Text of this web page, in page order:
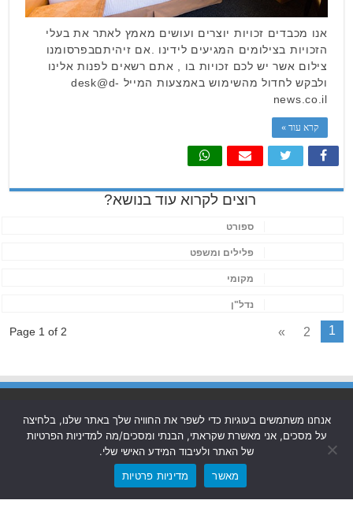
אנו מכבדים זכויות יוצרים ועושים מאמץ לאתר את בעלי
הזכויות בצילומים המגיעים לידינו .אם זיהיתםבפרסומנו
צילום אשר יש לכם זכויות בו , אתם רשאים לפנות אלינו
ולבקש לחדול מהשימוש באמצעות המייל desk@d-
news.co.il
קרא עוד »
רוצים לקרוא עוד בנושא?
ספורט
פלילים ומשפט
מקומי
נדל"ן
Page 1 of 2 1
2
»
Powered byNintay
© כל הזכויות שמורות 2026, חולון בת ים-ניוז.
אנחנו משתמשים בעוגיות כדי לשפר את החוויה שלך באתר שלנו, בלחיצה
על מסכים, אני מאשרת שקראתי, הבנתי ומסכים/מה למדיניות הפרטיות
של האתר ולעיבוד המידע האישי שלי.
מאשר
מדיניות פרטיות